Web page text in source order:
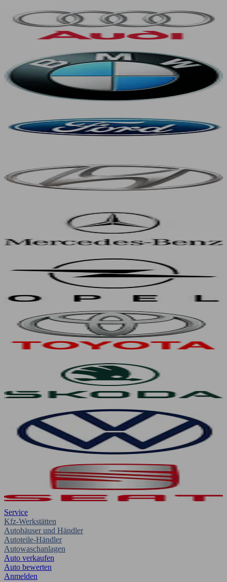
Service
Kfz-Werkstätten
Autohäuser und Händler
Autoteile-Händler
Autowaschanlagen
Auto verkaufen
Auto bewerten
Anmelden